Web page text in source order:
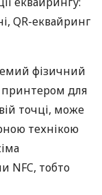
QR-еквайринг
фізичний
принтером для
точці, може
технікою
NFC, тобто